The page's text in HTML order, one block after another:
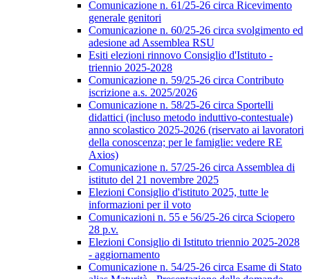
Comunicazione n. 61/25-26 circa Ricevimento
generale genitori
Comunicazione n. 60/25-26 circa svolgimento ed
adesione ad Assemblea RSU
Esiti elezioni rinnovo Consiglio d'Istituto -
triennio 2025-2028
Comunicazione n. 59/25-26 circa Contributo
iscrizione a.s. 2025/2026
Comunicazione n. 58/25-26 circa Sportelli
didattici (incluso metodo induttivo-contestuale)
anno scolastico 2025-2026 (riservato ai lavoratori
della conoscenza; per le famiglie: vedere RE
Axios)
Comunicazione n. 57/25-26 circa Assemblea di
istituto del 21 novembre 2025
Elezioni Consiglio d'istituto 2025, tutte le
informazioni per il voto
Comunicazioni n. 55 e 56/25-26 circa Sciopero
28 p.v.
Elezioni Consiglio di Istituto triennio 2025-2028
- aggiornamento
Comunicazione n. 54/25-26 circa Esame di Stato